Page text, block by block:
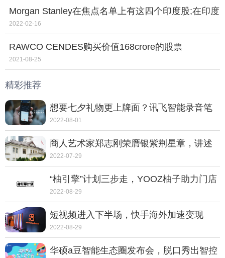
Morgan Stanley在焦点名单上有这四个印度股;在印度
的分析中'超重'
2022-02-16
RAWCO CENDES购买价值168crore的股票
2021-08-25
精彩推荐
想要七夕礼物更上牌面？讯飞智能录音笔
SR702质感非凡
2022-08-01
商人艺术家郑志刚荣膺银紫荆星章，讲述
动人的中国故事
2022-07-29
“柚引擎”计划三步走，YOOZ柚子助力门店
走向转型之路
2022-08-29
短视频进入下半场，快手海外加速变现
2022-08-29
华硕a豆智能生态圈发布会，脱口秀出智控